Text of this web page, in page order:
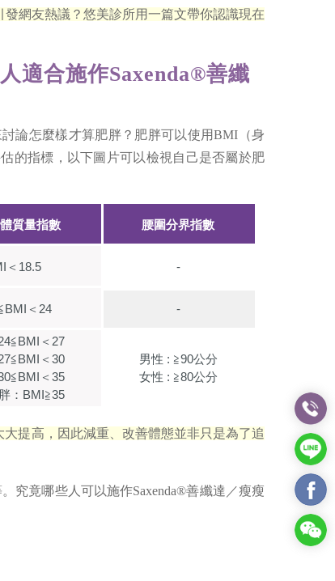
網友熱議？悠美診所用一篇文帶你認識現在
適合施作Saxenda®善纖
論怎麼樣才算肥胖？肥胖可以使用BMI（身
的指標，以下圖片可以檢視自己是否屬於肥
質量指數 腰圍分界指數
＜18.5 -
＜24 -
＜27
＜30
＜35
：BMI≧35
男性 : ≧90公分
女性 : ≧80公分
提高，因此減重、改善體態並非只是為了追
究竟哪些人可以施作Saxenda®善纖達／瘦瘦